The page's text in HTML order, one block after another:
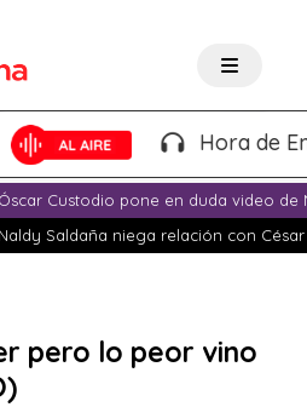
Hora de
Óscar Custodio pone en duda video de
Naldy Saldaña niega relación con
pero lo peor vino